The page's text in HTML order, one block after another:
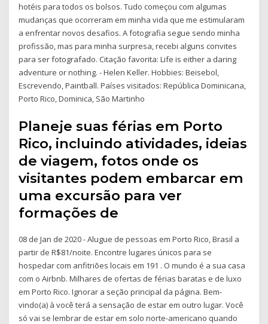
hotéis para todos os bolsos. Tudo começou com algumas
mudanças que ocorreram em minha vida que me estimularam
a enfrentar novos desafios. A fotografia segue sendo minha
profissão, mas para minha surpresa, recebi alguns convites
para ser fotografado. Citação favorita: Life is either a daring
adventure or nothing. - Helen Keller. Hobbies: Beisebol,
Escrevendo, Paintball. Países visitados: República Dominicana,
Porto Rico, Dominica, São Martinho
Planeje suas férias em Porto
Rico, incluindo atividades, ideias
de viagem, fotos onde os
visitantes podem embarcar em
uma excursão para ver
formações de
08 de Jan de 2020 - Alugue de pessoas em Porto Rico, Brasil a
partir de R$81/noite. Encontre lugares únicos para se
hospedar com anfitriões locais em 191 . O mundo é a sua casa
com o Airbnb. Milhares de ofertas de férias baratas e de luxo
em Porto Rico. Ignorar a seção principal da página. Bem-
vindo(a) à você terá a sensação de estar em outro lugar. Você
só vai se lembrar de estar em solo norte-americano quando